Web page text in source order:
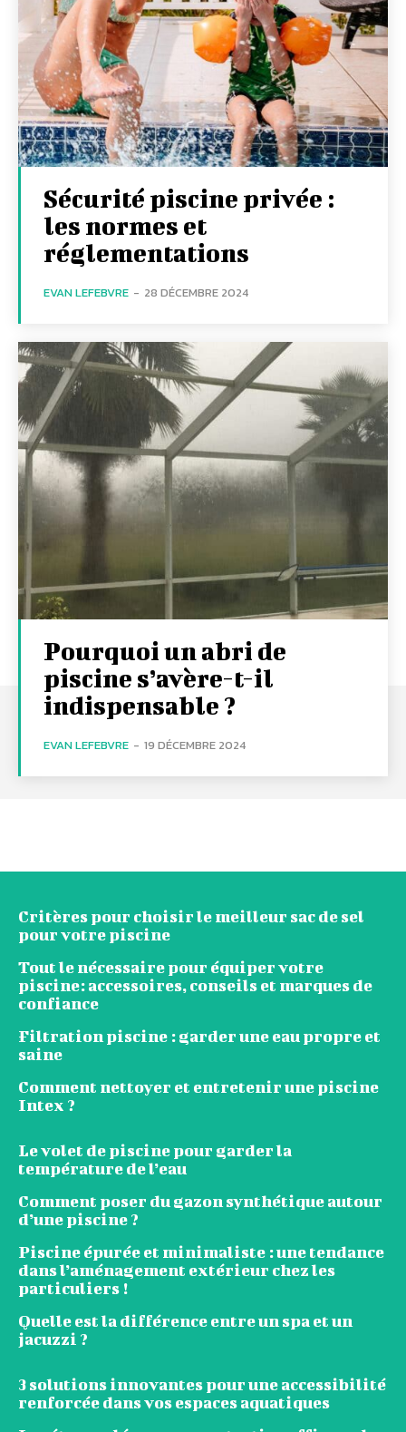
Sécurité piscine privée :
les normes et
réglementations
EVAN LEFEBVRE - 28 DÉCEMBRE 2024
Pourquoi un abri de
piscine s’avère-t-il
indispensable ?
EVAN LEFEBVRE - 19 DÉCEMBRE 2024
Critères pour choisir le meilleur sac de sel
pour votre piscine
Tout le nécessaire pour équiper votre
piscine: accessoires, conseils et marques de
confiance
Filtration piscine : garder une eau propre et
saine
Comment nettoyer et entretenir une piscine
Intex ?
Le volet de piscine pour garder la
température de l’eau
Comment poser du gazon synthétique autour
d’une piscine ?
Piscine épurée et minimaliste : une tendance
dans l’aménagement extérieur chez les
particuliers !
Quelle est la différence entre un spa et un
jacuzzi ?
3 solutions innovantes pour une accessibilité
renforcée dans vos espaces aquatiques